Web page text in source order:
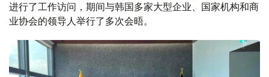
进行了工作访问，期间与韩国多家大型企业、国家机构和商
业协会的领导人举行了多次会晤。